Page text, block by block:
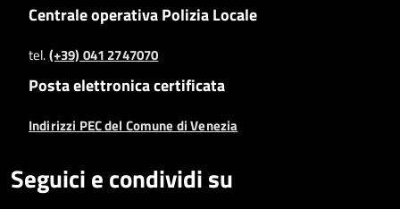
Centrale operativa Polizia Locale
tel.(+39) 041 2747070
Posta elettronica certificata
Indirizzi PEC del Comune di Venezia
Seguici e condividi su